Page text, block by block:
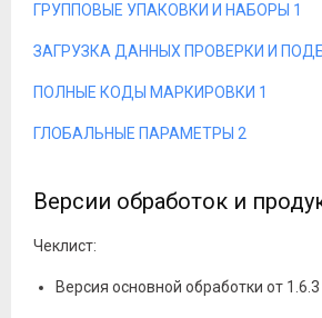
ГРУППОВЫЕ УПАКОВКИ И НАБОРЫ 1
ЗАГРУЗКА ДАННЫХ ПРОВЕРКИ И
ПОЛНЫЕ КОДЫ МАРКИРОВКИ 1
ГЛОБАЛЬНЫЕ ПАРАМЕТРЫ 2
Версии обработок и
Чеклист:
Версия основной обработки от 1.6.3